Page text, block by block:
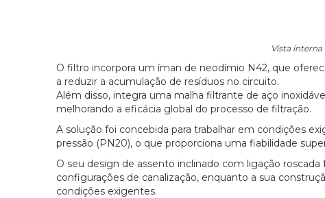
Vista
O filtro incorpora um íman de neodímio N42, que
a reduzir a acumulação de resíduos no circuito.
Além disso, integra uma malha filtrante de aço
melhorando a eficácia global do processo de filtração.
A solução foi concebida para trabalhar em condições
pressão (PN20), o que proporciona uma fiabilidade
O seu design de assento inclinado com ligação
configurações de canalização, enquanto a sua
condições exigentes.